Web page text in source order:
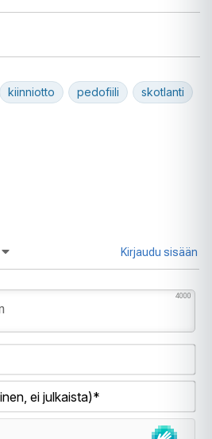
kiinniotto pedofiili
skotlanti
Kirjaudu sisään
4000
ei